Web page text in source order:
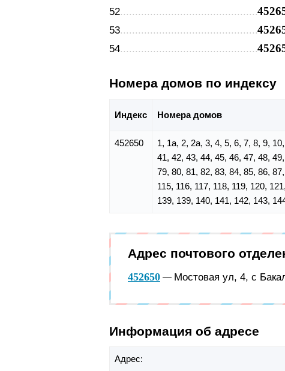
52
53
54
Номера домов по индексу
Индекс Номера домов
452650
1, 1а, 2, 2а, 3, 4, 5, 6, 7, 8, 9,
41, 42, 43, 44, 45, 46, 47, 48,
79, 80, 81, 82, 83, 84, 85, 86,
115, 116, 117, 118, 119, 120,
139, 139, 140, 141, 142, 143,
Адрес почтового
452650 — Мостовая ул, 4, с
Информация об адресе
Адрес: